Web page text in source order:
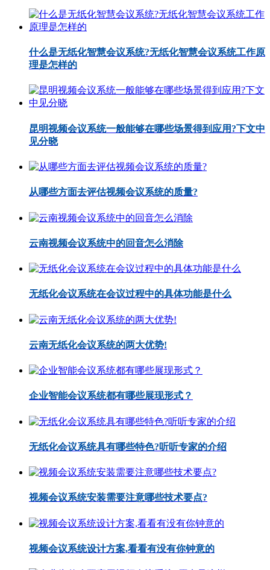
什么是无纸化智慧会议系统?无纸化智慧会议系统工作原
理是怎样的
昆明视频会议系统一般能够在哪些场景得到应用?下文中
见分晓
从哪些方面去评估视频会议系统的质量?
云南视频会议系统中的回音怎么消除
无纸化会议系统在会议过程中的具体功能是什么
云南无纸化会议系统的两大优势!
企业智能会议系统都有哪些展现形式？
无纸化会议系统具有哪些特色?听听专家的介绍
视频会议系统安装需要注意哪些技术要点?
视频会议系统设计方案,看看有没有你钟意的